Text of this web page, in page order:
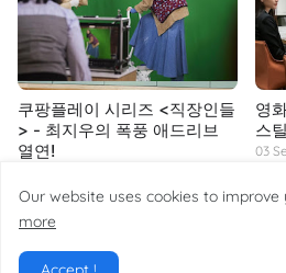
쿠팡플레이 시리즈 <직장인들
> - 최지우의 폭풍 애드리브
열연!
영
스
03
Our website uses cookies to improve
more